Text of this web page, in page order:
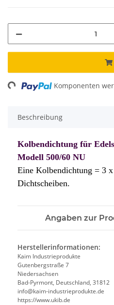
Komponenten
Beschreibung
Kolbendichtung für
Modell 500/60 NU
Eine Kolbendichtung = 3
Dichtscheiben.
Angaben zur
Herstellerinformationen:
Kaim Industrieprodukte
Gutenbergstraße 7
Niedersachsen
Bad-Pyrmont, Deutschland, 31812
info@kaim-industrieprodukte.de
https://www.ukib.de